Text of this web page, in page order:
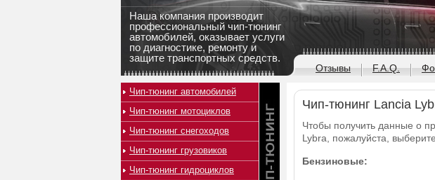
Наша компания производит
профессиональный чип-тюнинг
автомобилей, оказывает услуги
по диагностике, ремонту и
защите транспортных средств.
Отзывы F.A.Q.
Чип-тюнинг Lancia
Чтобы получить данные о
Lybra, пожалуйста,
Бензиновые:
Чип-тюнинг автомобилей
Чип-тюнинг мотоциклов
Чип-тюнинг снегоходов
Чип-тюнинг грузовиков
Чип-тюнинг гидроциклов